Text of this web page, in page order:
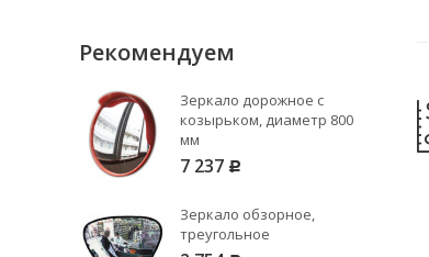
Рекомендуем
Зеркало дорожное с
козырьком, диаметр 800
мм
7 237 Р
Зеркало обзорное,
треугольное